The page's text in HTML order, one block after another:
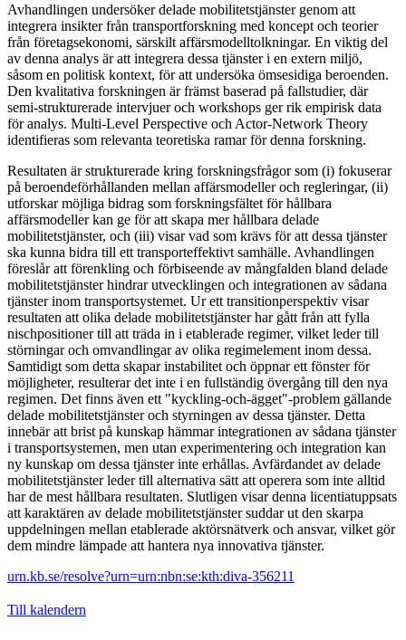
Avhandlingen undersöker delade mobilitetstjänster genom att
integrera insikter från transportforskning med koncept och teorier
från företagsekonomi, särskilt affärsmodelltolkningar. En viktig del
av denna analys är att integrera dessa tjänster i en extern miljö,
såsom en politisk kontext, för att undersöka ömsesidiga beroenden.
Den kvalitativa forskningen är främst baserad på fallstudier, där
semi-strukturerade intervjuer och workshops ger rik empirisk data
för analys. Multi-Level Perspective och Actor-Network Theory
identifieras som relevanta teoretiska ramar för denna forskning.
Resultaten är strukturerade kring forskningsfrågor som (i) fokuserar
på beroendeförhållanden mellan affärsmodeller och regleringar, (ii)
utforskar möjliga bidrag som forskningsfältet för hållbara
affärsmodeller kan ge för att skapa mer hållbara delade
mobilitetstjänster, och (iii) visar vad som krävs för att dessa tjänster
ska kunna bidra till ett transporteffektivt samhälle. Avhandlingen
föreslår att förenkling och förbiseende av mångfalden bland delade
mobilitetstjänster hindrar utvecklingen och integrationen av sådana
tjänster inom transportsystemet. Ur ett transitionperspektiv visar
resultaten att olika delade mobilitetstjänster har gått från att fylla
nischpositioner till att träda in i etablerade regimer, vilket leder till
störningar och omvandlingar av olika regimelement inom dessa.
Samtidigt som detta skapar instabilitet och öppnar ett fönster för
möjligheter, resulterar det inte i en fullständig övergång till den nya
regimen. Det finns även ett "kyckling-och-ägget"-problem gällande
delade mobilitetstjänster och styrningen av dessa tjänster. Detta
innebär att brist på kunskap hämmar integrationen av sådana tjänster
i transportsystemen, men utan experimentering och integration kan
ny kunskap om dessa tjänster inte erhållas. Avfärdandet av delade
mobilitetstjänster leder till alternativa sätt att operera som inte alltid
har de mest hållbara resultaten. Slutligen visar denna licentiatuppsats
att karaktären av delade mobilitetstjänster suddar ut den skarpa
uppdelningen mellan etablerade aktörsnätverk och ansvar, vilket gör
dem mindre lämpade att hantera nya innovativa tjänster.
urn.kb.se/resolve?urn=urn:nbn:se:kth:diva-356211
Till kalendern